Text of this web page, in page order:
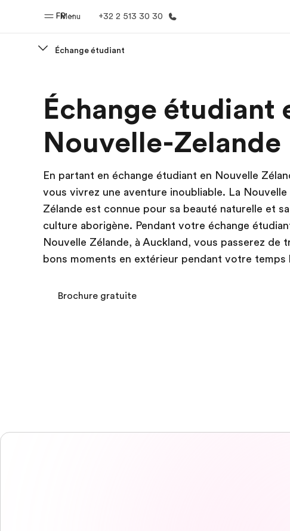
Menu
FR +32 2 513 30 30
Bienvenue chez EF Nos offres
Échange étudiant
Échange étudiant
Nouvelle-Zelande
En partant en échange étudiant en Nouvelle
vous vivrez une aventure inoubliable. La Nouvelle
Zélande est connue pour sa beauté naturelle et sa
culture aborigène. Pendant votre échange
Nouvelle Zélande, à Auckland, vous passerez de
bons moments en extérieur pendant votre temps
Brochure gratuite